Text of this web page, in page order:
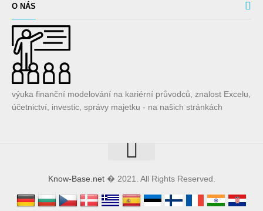
O NÁS
výuka finanční modelování na kariérní průvodců, znalost Excelu,
účetnictví, investic, správy majetku - na našich stránkách
Know-Base.net� 2021. All Rights Reserved.